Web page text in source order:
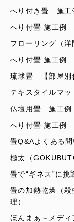
へり付き畳 施
へり付畳 施工
フローリング（洋
へり付畳 施工
琉球畳 【部屋別
テキスタイルマッ
仏壇用畳 施工例
へり付畳 施工
畳Q&Aよくある
極太（
畳で“ギネス”に挑
畳の加熱乾燥（
理）
ほんまぁ～メディ